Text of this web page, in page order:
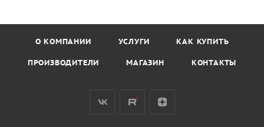
О КОМПАНИИ УСЛУГИ КАК КУПИТЬ
ПРОИЗВОДИТЕЛИ МАГАЗИН КОНТАКТЫ